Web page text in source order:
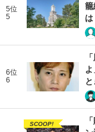
5位
5
は
6位
6
SCOOP!